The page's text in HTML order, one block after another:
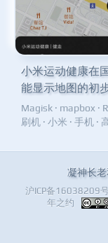
小米运动健康在
能显示地图的初
Magisk · mapbox ·
刷机 · 小米 · 手机 ·
凝神长
沪ICP备16038209
年之约